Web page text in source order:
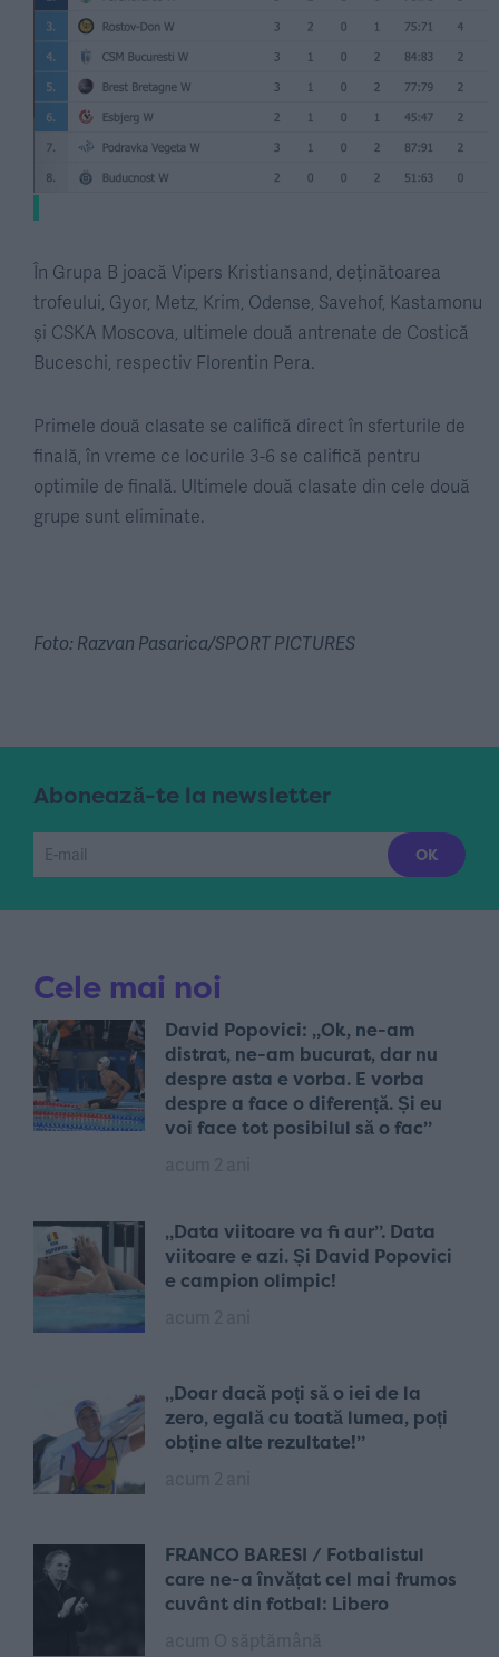
În Grupa B joacă Vipers Kristiansand, deținătoarea
trofeului, Gyor, Metz, Krim, Odense, Savehof, Kastamonu
și CSKA Moscova, ultimele două antrenate de Costică
Buceschi, respectiv Florentin Pera.
Primele două clasate se califică direct în sferturile de
finală, în vreme ce locurile 3-6 se califică pentru
optimile de finală. Ultimele două clasate din cele două
grupe sunt eliminate.
Foto: Razvan Pasarica/SPORT PICTURES
Abonează-te la newsletter
Cele mai noi
David Popovici: „Ok, ne-am
distrat, ne-am bucurat, dar nu
despre asta e vorba. E vorba
despre a face o diferență. Și eu
voi face tot posibilul să o fac”
„Data viitoare va fi aur”. Data
viitoare e azi. Și David Popovici
e campion olimpic!
„Doar dacă poți să o iei de la
zero, egală cu toată lumea, poți
obține alte rezultate!”
FRANCO BARESI / Fotbalistul
care ne-a învățat cel mai frumos
cuvânt din fotbal: Libero